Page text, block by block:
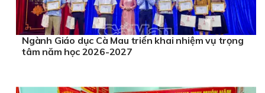
Ngành Giáo dục Cà Mau triển khai nhiệm vụ trọng
tâm năm học 2026-2027